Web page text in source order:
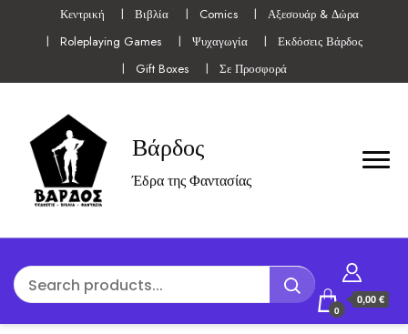
Κεντρική Βιβλία Comics
Αξεσουάρ & Δώρα
Roleplaying Games
Ψυχαγωγία
Εκδόσεις Βάρδος
Gift Boxes
Σε Προσφορά
Βάρδος
Έδρα της Φαντασίας
0
0,00 €